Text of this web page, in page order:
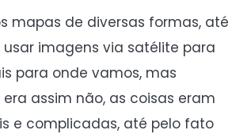
mapas de diversas formas, até
imagens via satélite para
para onde vamos, mas
assim não, as coisas eram
e complicadas, até pelo fato